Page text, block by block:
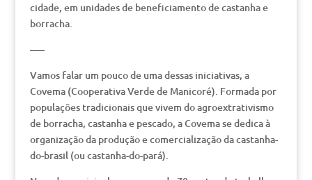
cidade, em unidades de beneficiamento de castanha e
borracha.
—–
Vamos falar um pouco de uma dessas iniciativas, a
Covema (Cooperativa Verde de Manicoré). Formada por
populações tradicionais que vivem do agroextrativismo
de borracha, castanha e pescado, a Covema se dedica à
organização da produção e comercialização da castanha-
do-brasil (ou castanha-do-pará).